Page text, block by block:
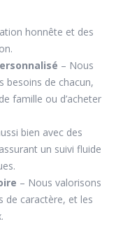
honnête et des
– Nous
besoins de chacun,
famille ou d’acheter
bien avec des
un suivi fluide
– Nous valorisons
de caractère, et les